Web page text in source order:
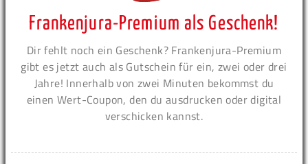
Frankenjura-Premium als Geschenk!
Dir fehlt noch ein Geschenk? Frankenjura-Premium
gibt es jetzt auch als Gutschein für ein, zwei oder drei
Jahre! Innerhalb von zwei Minuten bekommst du
einen Wert-Coupon, den du ausdrucken oder digital
verschicken kannst.